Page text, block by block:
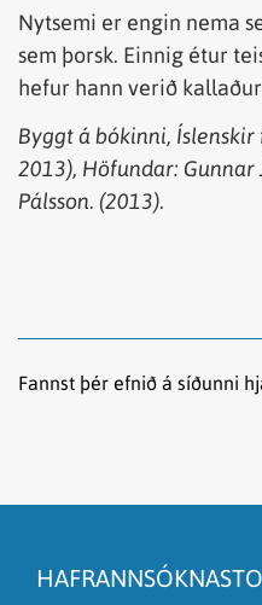
Nytsemi er engin nema
sem þorsk. Einnig étur
hefur hann verið
Byggt á bókinni,
2013), Höfundar: Gunnar
Pálsson. (2013).
Fannst þér efnið á síðunni
Það er of mikið efni á